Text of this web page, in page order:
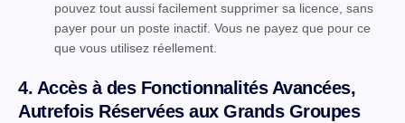
pouvez tout aussi facilement supprimer sa licence, sans
payer pour un poste inactif. Vous ne payez que pour ce
que vous utilisez réellement.
4. Accès à des Fonctionnalités Avancées,
Autrefois Réservées aux Grands Groupes